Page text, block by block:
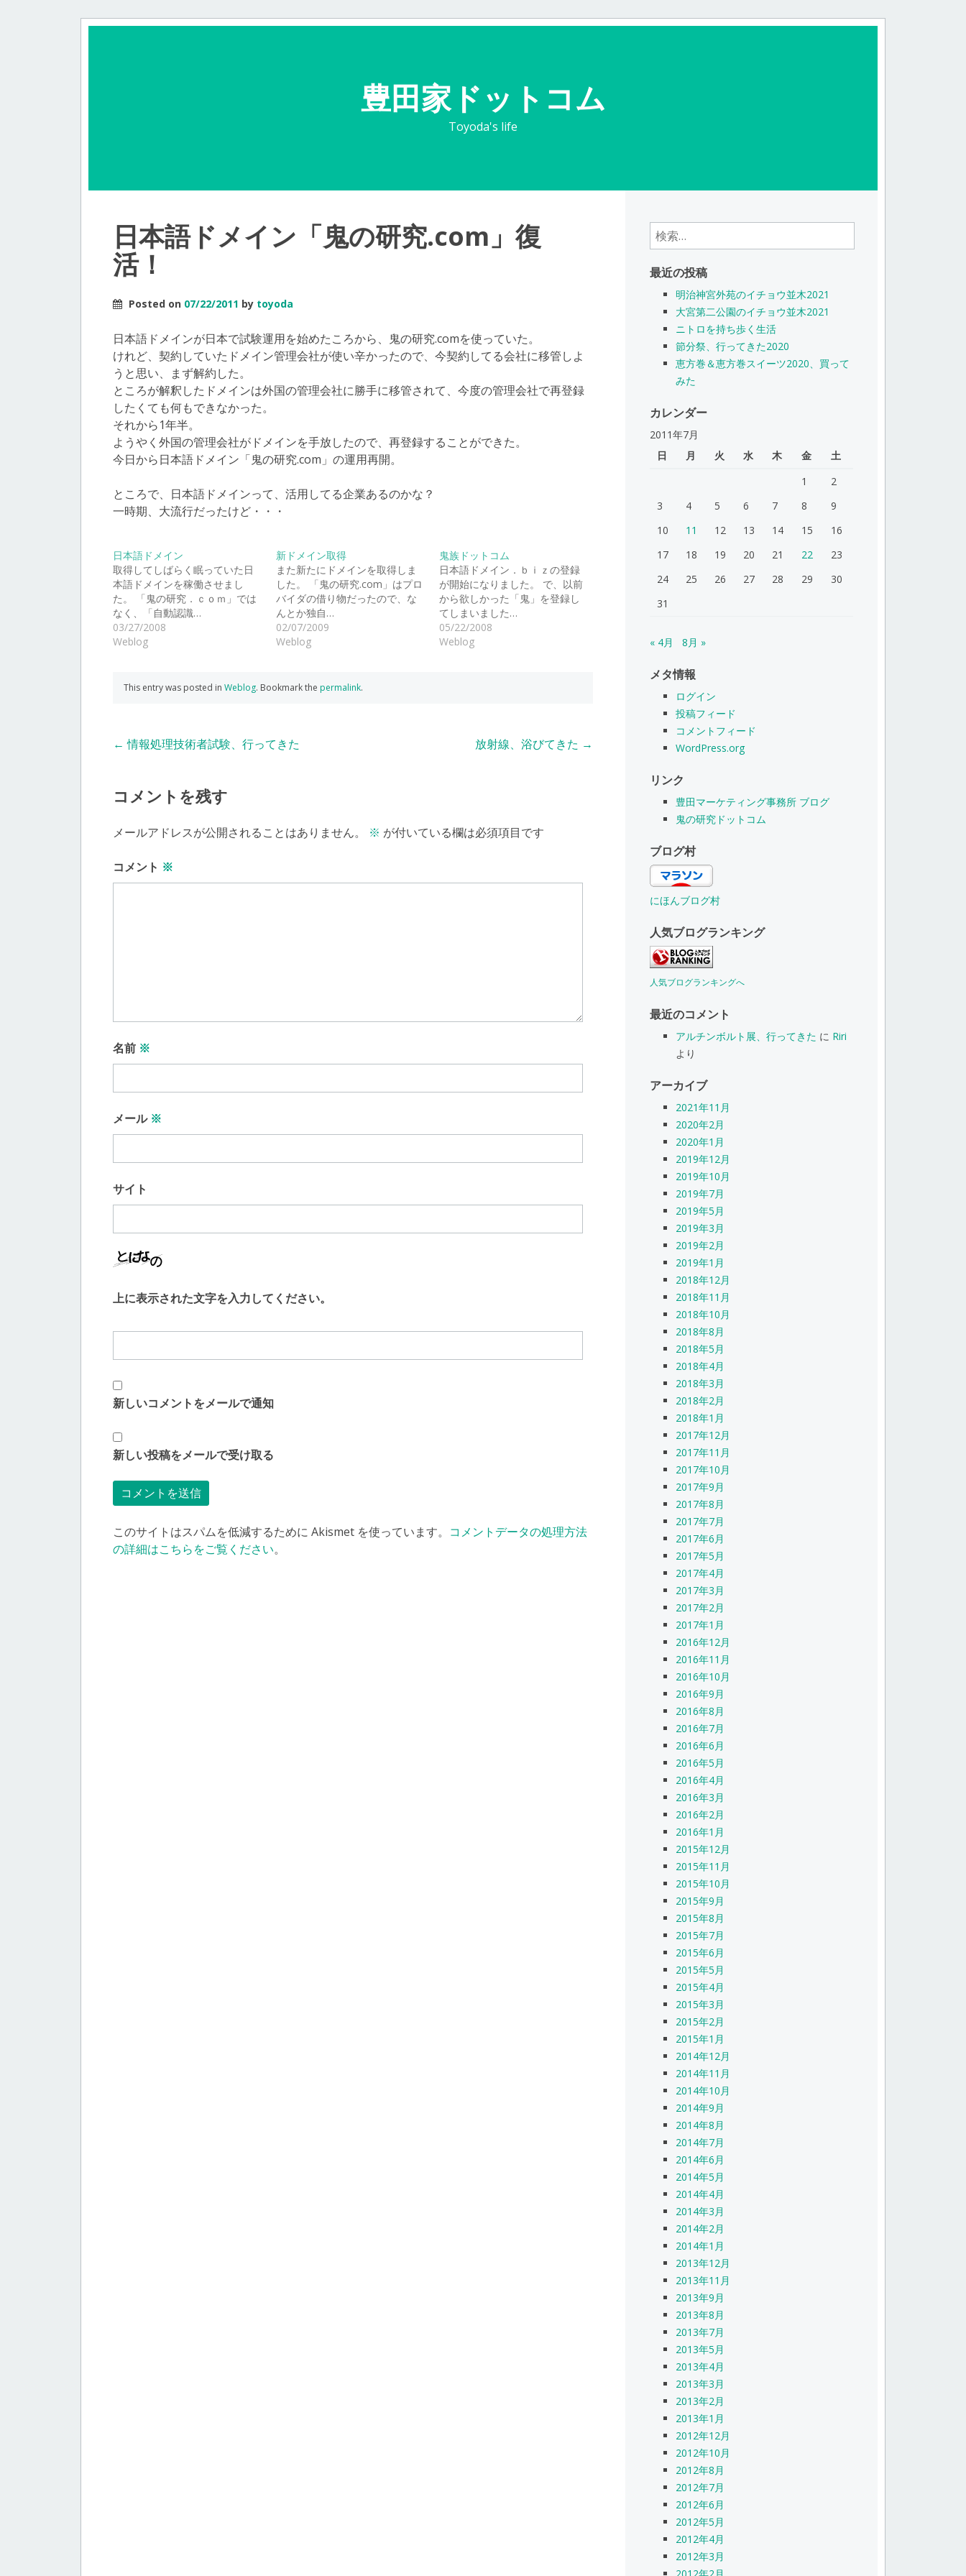
豊田家ドットコム
Toyoda's life
日本語ドメイン「鬼の研究.com」復
活！
Posted on 07/22/2011 by toyoda
日本語ドメインが日本で試験運用を始めたころから、鬼の研究.comを使っていた。
けれど、契約していたドメイン管理会社が使い辛かったので、今契約してる会社に移管しよ
うと思い、まず解約した。
ところが解釈したドメインは外国の管理会社に勝手に移管されて、今度の管理会社で再登録
したくても何もできなかった。
それから1年半。
ようやく外国の管理会社がドメインを手放したので、再登録することができた。
今日から日本語ドメイン「鬼の研究.com」の運用再開。
ところで、日本語ドメインって、活用してる企業あるのかな？
一時期、大流行だったけど・・・
日本語ドメイン
取得してしばらく眠っていた日
本語ドメインを稼働させまし
た。 「鬼の研究．ｃｏｍ」では
なく、「自動認識…
03/27/2008
Weblog
新ドメイン取得
また新たにドメインを取得しま
した。 「鬼の研究.com」はプロ
バイダの借り物だったので、な
んとか独自…
02/07/2009
Weblog
鬼族ドットコム
日本語ドメイン．ｂｉｚの登録
が開始になりました。 で、以前
から欲しかった「鬼」を登録し
てしまいました…
05/22/2008
Weblog
This entry was posted in Weblog. Bookmark the permalink.
Post
← 情報処理技術者試験、行ってきた 放射線、浴びてきた →
コメントを残す
メールアドレスが公開されることはありません。 ※ が付いている欄は必須項目です
コメント ※
名前 ※
メール ※
サイト
上に表示された文字を入力してください。
新しいコメントをメールで通知
新しい投稿をメールで受け取る
このサイトはスパムを低減するために Akismet を使っています。 コメントデータの処理方法
の詳細はこちらをご覧ください。
検
索:
最近の投稿
明治神宮外苑のイチョウ並木2021
大宮第二公園のイチョウ並木2021
ニトロを持ち歩く生活
節分祭、行ってきた2020
恵方巻＆恵方巻スイーツ2020、買って
みた
カレンダー
2011年7月
日
月 火 水 木 金
土
1
2
3
4 5 6 7 8
9
10
11 12 13 14 15
16
17
18 19 20 21 22
23
24
25 26 27 28 29
30
31
« 4月 8月 »
メタ情報
ログイン
投稿フィード
コメントフィード
WordPress.org
リンク
豊田マーケティング事務所 ブログ
鬼の研究ドットコム
ブログ村
にほんブログ村
人気ブログランキング
人気ブログランキングへ
最近のコメント
アルチンボルト展、行ってきた に Riri
より
アーカイブ
2021年11月
2020年2月
2020年1月
2019年12月
2019年10月
2019年7月
2019年5月
2019年3月
2019年2月
2019年1月
2018年12月
2018年11月
2018年10月
2018年8月
2018年5月
2018年4月
2018年3月
2018年2月
2018年1月
2017年12月
2017年11月
2017年10月
2017年9月
2017年8月
2017年7月
2017年6月
2017年5月
2017年4月
2017年3月
2017年2月
2017年1月
2016年12月
2016年11月
2016年10月
2016年9月
2016年8月
2016年7月
2016年6月
2016年5月
2016年4月
2016年3月
2016年2月
2016年1月
2015年12月
2015年11月
2015年10月
2015年9月
2015年8月
2015年7月
2015年6月
2015年5月
2015年4月
2015年3月
2015年2月
2015年1月
2014年12月
2014年11月
2014年10月
2014年9月
2014年8月
2014年7月
2014年6月
2014年5月
2014年4月
2014年3月
2014年2月
2014年1月
2013年12月
2013年11月
2013年9月
2013年8月
2013年7月
2013年5月
2013年4月
2013年3月
2013年2月
2013年1月
2012年12月
2012年10月
2012年8月
2012年7月
2012年6月
2012年5月
2012年4月
2012年3月